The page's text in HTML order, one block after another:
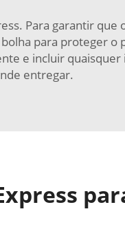
Para garantir
para proteger
e incluir quaisquer
entregar.